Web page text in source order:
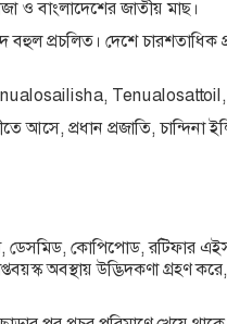
ও বাংলাদেশের জাতীয় মাছ।
বহুল প্রচলিত। দেশে চারশতাধিক
Tenualosailisha,
প্রধান প্রজাতি, চান্দিনা
ডেসমিড, কোপিপোড, রটিফার
অবস্থায় উদ্ভিদকণা গ্রহণ করে,